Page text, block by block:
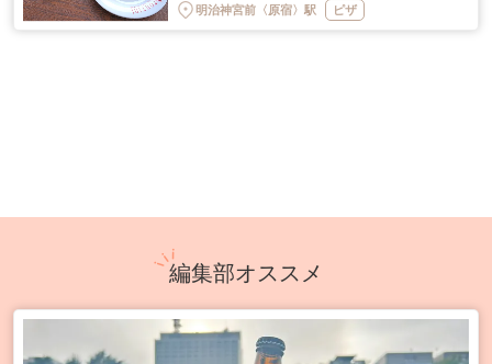
明治神宮前〈原宿〉駅 ピザ
編集部オススメ